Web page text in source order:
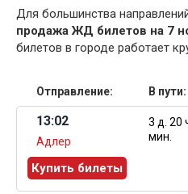
Для большинства
продажа ЖД билетов на 7
билетов в городе работает
Отправление: В пути:
13:02
Адлер
3 д. 20
мин.
Купить билеты